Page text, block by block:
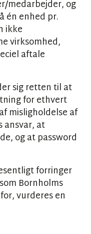
medarbejder, og
én enhed pr.
ikke
virksomhed,
aftale
sig retten til at
for ethvert
misligholdelse af
ansvar, at
og at password
forringer
Bornholms
vurderes en